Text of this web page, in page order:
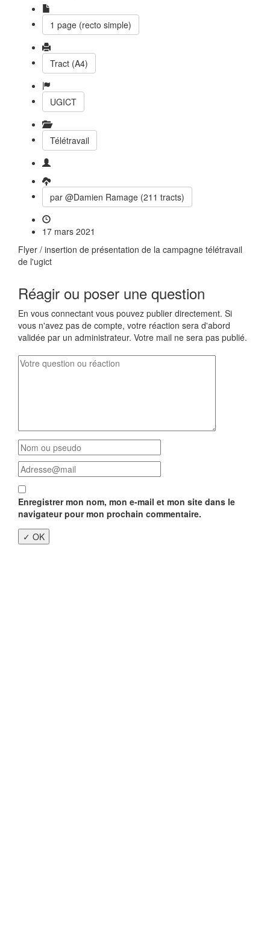
1 page (recto simple)
Tract (A4)
UGICT
Télétravail
par @Damien Ramage (211 tracts)
17 mars 2021
Flyer / insertion de présentation de la campagne télétravail
de l'ugict
Réagir ou poser une question
En vous connectant vous pouvez publier directement. Si
vous n'avez pas de compte, votre réaction sera d'abord
validée par un administrateur. Votre mail ne sera pas publié.
Enregistrer mon nom, mon e-mail et mon site dans le
navigateur pour mon prochain commentaire.